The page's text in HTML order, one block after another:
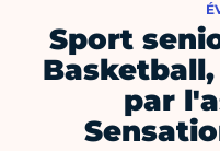
Sport
par